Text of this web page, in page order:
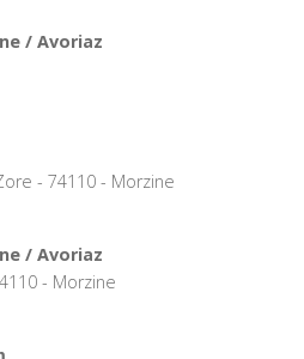
/ Avoriaz
- 74110 - Morzine
/ Avoriaz
- Morzine